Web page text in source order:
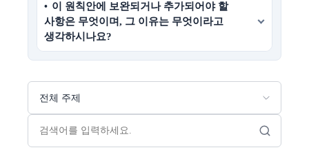
이 원칙안에 보완되거나 추가되어야 할
사항은 무엇이며, 그 이유는 무엇이라고
생각하시나요?